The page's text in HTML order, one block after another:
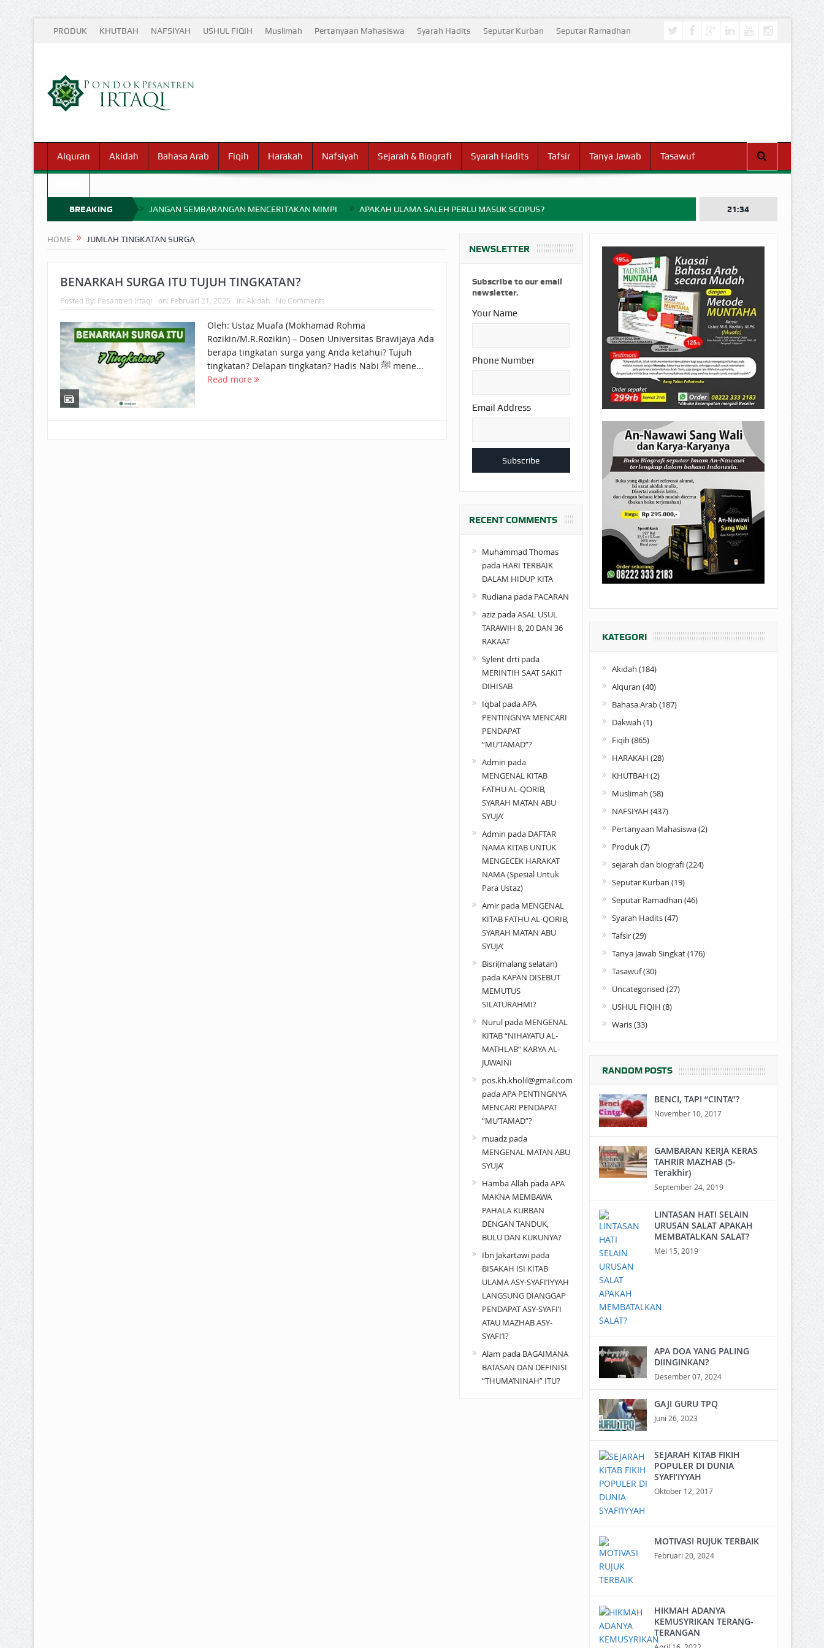
PRODUK KHUTBAH NAFSIYAH USHUL FIQIH Muslimah Pertanyaan Mahasiswa Syarah Hadits Seputar Kurban Seputar Ramadhan
Alquran Akidah Bahasa Arab Fiqih Harakah Nafsiyah Sejarah & Biografi Syarah Hadits Tafsir Tanya Jawab Tasawuf
BREAKING
NEWS
JANGAN SEMBARANGAN MENCERITAKAN MIMPI APAKAH ULAMA SALEH PERLU MASUK SCOPUS?
HAKIKAT NIKMAT DI DUNIA!
BAGAIMANA CARA MEMBAYAR ZAKAT UANG? UANG HARAM BISA MENJADI HALAL JIKA SEBAB KEPEMILIKANNYA BERUBAH
ISTIDLAL BATIL VS ISTIDLAL SYAR’I BAHASA CINTA KARENA ALLAH HUKUM MEMBAYAR ZAKAT DENGAN CARA MENGANGSUR
HUKUM MEMBAYAR ZAKAT KEPADA KERABAT SENDIRI
21:34
HOME JUMLAH TINGKATAN SURGA
BENARKAH SURGA ITU TUJUH TINGKATAN?
Posted By: Pesantren Irtaqi on: Februari 21, 2025 In: Akidah No Comments
Oleh: Ustaz Muafa (Mokhamad Rohma
Rozikin/M.R.Rozikin) – Dosen Universitas Brawijaya Ada
berapa tingkatan surga yang Anda ketahui? Tujuh
tingkatan? Delapan tingkatan? Hadis Nabi ﷺ mene...
Read more
NEWSLETTER
Subscribe to our email
newsletter.
Your Name
Phone Number
Email Address
RECENT COMMENTS
Muhammad Thomas
pada HARI TERBAIK
DALAM HIDUP KITA
Rudianapada PACARAN
azizpadaASAL USUL
TARAWIH 8, 20 DAN 36
RAKAAT
Sylent drtipada
MERINTIH SAAT SAKIT
DIHISAB
IqbalpadaAPA
PENTINGNYA MENCARI
PENDAPAT
“MU’TAMAD”?
Admin pada
MENGENAL KITAB
FATHU AL-QORIB,
SYARAH MATAN ABU
SYUJA’
Admin pada DAFTAR
NAMA KITAB UNTUK
MENGECEK HARAKAT
NAMA (Spesial Untuk
Para Ustaz)
Amirpada MENGENAL
KITAB FATHU AL-QORIB,
SYARAH MATAN ABU
SYUJA’
Bisri(malang selatan)
pada KAPAN DISEBUT
MEMUTUS
SILATURAHMI?
Nurulpada MENGENAL
KITAB “NIHAYATU AL-
MATHLAB” KARYA AL-
JUWAINI
pos.kh.kholil@gmail.com
padaAPA PENTINGNYA
MENCARI PENDAPAT
“MU’TAMAD”?
muadzpada
MENGENAL MATAN ABU
SYUJA’
Hamba Allah padaAPA
MAKNA MEMBAWA
PAHALA KURBAN
DENGAN TANDUK,
BULU DAN KUKUNYA?
Ibn Jakartawipada
BISAKAH ISI KITAB
ULAMA ASY-SYAFI’IYYAH
LANGSUNG DIANGGAP
PENDAPAT ASY-SYAFI’I
ATAU MAZHAB ASY-
SYAFI’I?
Alam pada BAGAIMANA
BATASAN DAN DEFINISI
“THUMA’NINAH” ITU?
KATEGORI
Akidah (184)
Alquran (40)
Bahasa Arab(187)
Dakwah (1)
Fiqih (865)
HARAKAH (28)
KHUTBAH (2)
Muslimah (58)
NAFSIYAH (437)
Pertanyaan Mahasiswa(2)
Produk(7)
sejarah dan biografi (224)
Seputar Kurban (19)
Seputar Ramadhan (46)
Syarah Hadits(47)
Tafsir(29)
Tanya Jawab Singkat(176)
Tasawuf(30)
Uncategorised (27)
USHUL FIQIH (8)
Waris(33)
RANDOM POSTS
BENCI, TAPI “CINTA”?
November 10, 2017
GAMBARAN KERJA KERAS
TAHRIR MAZHAB (5-
Terakhir)
September 24, 2019
LINTASAN HATI SELAIN
URUSAN SALAT APAKAH
MEMBATALKAN SALAT?
Mei 15, 2019
APA DOA YANG PALING
DIINGINKAN?
Desember 07, 2024
GAJI GURU TPQ
Juni 26, 2023
SEJARAH KITAB FIKIH
POPULER DI DUNIA
SYAFI’IYYAH
Oktober 12, 2017
MOTIVASI RUJUK TERBAIK
Februari 20, 2024
HIKMAH ADANYA
KEMUSYRIKAN TERANG-
TERANGAN